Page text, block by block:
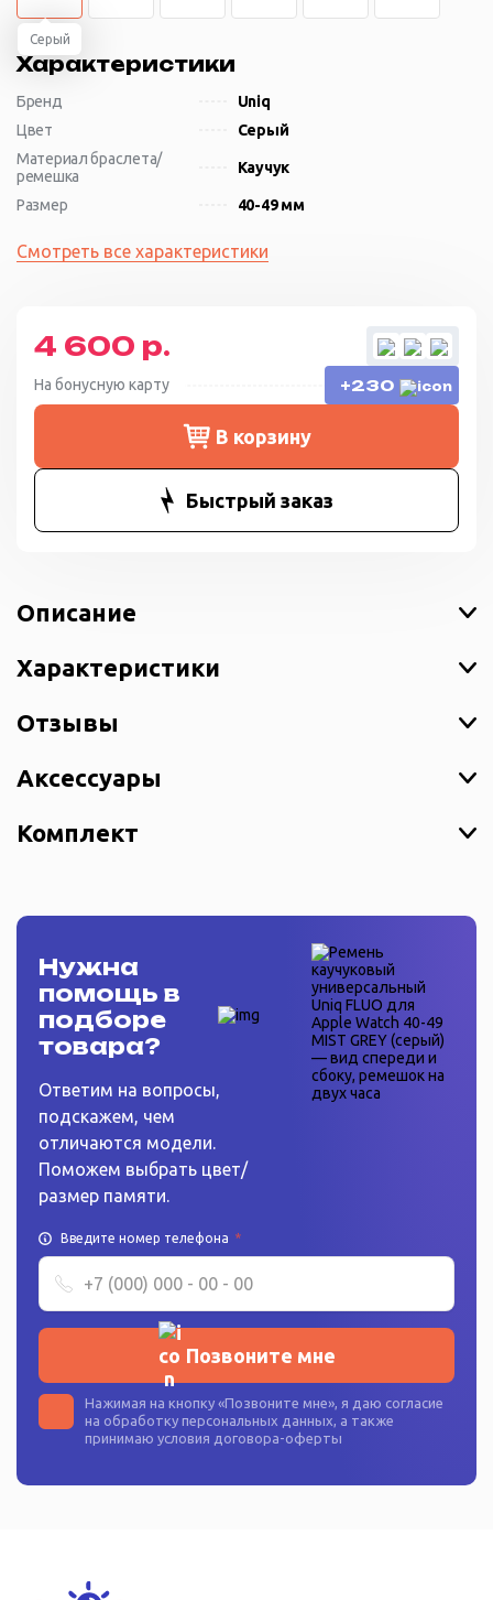
Серый
Характеристики
Бренд
Uniq
Цвет
Серый
Материал браслета/
ремешка
Каучук
Размер 40-49 мм
Смотреть все характеристики
4 600 р.
На бонусную карту +230
В корзину
Быстрый заказ
Описание
Характеристики
Отзывы
Аксессуары
Комплект
Нужна
помощь в
подборе
товара?
Ответим на вопросы,
подскажем, чем
отличаются модели.
Поможем выбрать цвет/
размер памяти.
Введите номер телефона *
Позвоните мне
Нажимая на кнопку «Позвоните мне», я даю согласие
на обработку персональных данных, а также
принимаю условия договора-оферты